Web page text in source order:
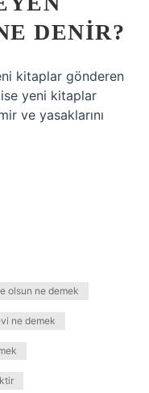
DENIR?
kitaplar gönderen
yeni kitaplar
ve yasaklarını
olsun ne demek
ne demek